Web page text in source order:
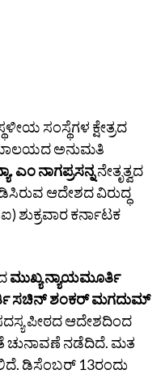
ಸಂಸ್ಥೆಗಳ ಕ್ಷೇತ್ರದ
ಅನುಮತಿ
ಎಂ ನಾಗಪ್ರಸನ್ನನೇತೃತ್ವದ
ಆದೇಶದ ವಿರುದ್ಧ
ಶುಕ್ರವಾರ ಕರ್ನಾಟಕ
ಮುಖ್ಯ ನ್ಯಾಯಮೂರ್ತಿ
ಸಚಿನ್‌ ಶಂಕರ್‌ ಮಗದುಮ್‌
ಪೀಠದ ಆದೇಶದಿಂದ
ಚುನಾವಣೆ ನಡೆದಿದೆ. ಮತ
ಡಿಸೆಂಬರ್‌ 13ರಂದು